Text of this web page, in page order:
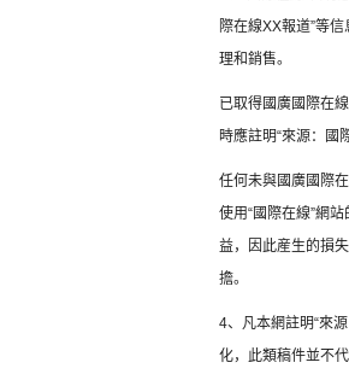
際在線XX報道”等
理和銷售。
已取得國廣國際在
時應註明“來源：國
任何未與國廣國際
使用“國際在線”網
益，因此産生的損
擔。
4、凡本網註明“來
化，此類稿件並不